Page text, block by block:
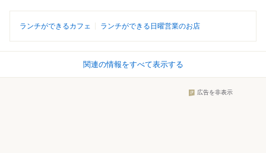
ランチができるカフェ ランチができる日曜営業のお店
関連の情報をすべて表示する
広告を非表示